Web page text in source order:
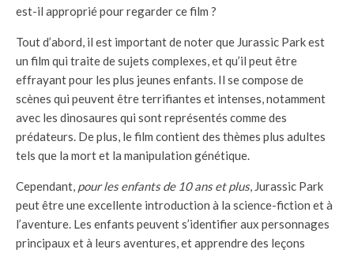
est-il approprié pour regarder ce film ?
Tout d’abord, il est important de noter que Jurassic Park est
un film qui traite de sujets complexes, et qu’il peut être
effrayant pour les plus jeunes enfants. Il se compose de
scènes qui peuvent être terrifiantes et intenses, notamment
avec les dinosaures qui sont représentés comme des
prédateurs. De plus, le film contient des thèmes plus adultes
tels que la mort et la manipulation génétique.
Cependant, pour les enfants de 10 ans et plus, Jurassic Park
peut être une excellente introduction à la science-fiction et à
l’aventure. Les enfants peuvent s’identifier aux personnages
principaux et à leurs aventures, et apprendre des leçons